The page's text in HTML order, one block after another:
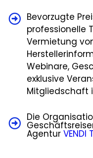
Bevorzugte
professionelle
Vermietung
Webinare,
exklusive
Mitgliedschaft
Die
Agentur VENDI